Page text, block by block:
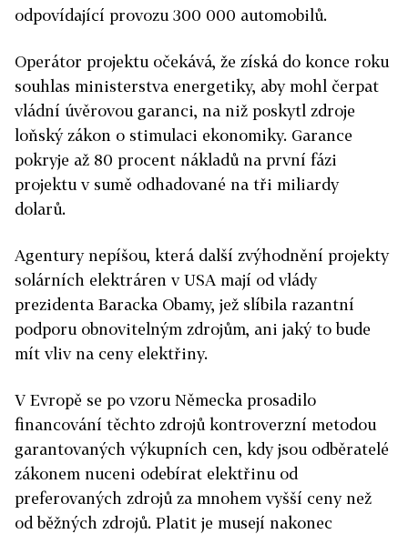
odpovídající provozu 300 000 automobilů.
Operátor projektu očekává, že získá do konce roku
souhlas ministerstva energetiky, aby mohl čerpat
vládní úvěrovou garanci, na niž poskytl zdroje
loňský zákon o stimulaci ekonomiky. Garance
pokryje až 80 procent nákladů na první fázi
projektu v sumě odhadované na tři miliardy
dolarů.
Agentury nepíšou, která další zvýhodnění projekty
solárních elektráren v USA mají od vlády
prezidenta Baracka Obamy, jež slíbila razantní
podporu obnovitelným zdrojům, ani jaký to bude
mít vliv na ceny elektřiny.
V Evropě se po vzoru Německa prosadilo
financování těchto zdrojů kontroverzní metodou
garantovaných výkupních cen, kdy jsou odběratelé
zákonem nuceni odebírat elektřinu od
preferovaných zdrojů za mnohem vyšší ceny než
od běžných zdrojů. Platit je musejí nakonec